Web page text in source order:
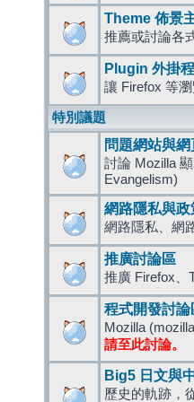
Theme 佈景
推薦或討論各
Plugin 外掛
讓 Firefox 等
特別議題
問題網站與
討論 Mozilla
Evangelism)
網路隱私與政
網路隱私、網
推廣討論區
推廣 Firefox、
程式開發討論
Mozilla
請至此討論。
Big5 日文與
歷史的軌跡，